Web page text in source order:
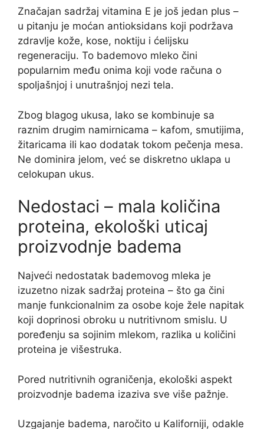
Značajan sadržaj vitamina E je još jedan plus –
u pitanju je moćan antioksidans koji podržava
zdravlje kože, kose, noktiju i ćelijsku
regeneraciju. To bademovo mleko čini
popularnim među onima koji vode računa o
spoljašnjoj i unutrašnjoj nezi tela.
Zbog blagog ukusa, lako se kombinuje sa
raznim drugim namirnicama – kafom, smutijima,
žitaricama ili kao dodatak tokom pečenja mesa.
Ne dominira jelom, već se diskretno uklapa u
celokupan ukus.
Nedostaci – mala količina
proteina, ekološki uticaj
proizvodnje badema
Najveći nedostatak bademovog mleka je
izuzetno nizak sadržaj proteina – što ga čini
manje funkcionalnim za osobe koje žele napitak
koji doprinosi obroku u nutritivnom smislu. U
poređenju sa sojinim mlekom, razlika u količini
proteina je višestruka.
Pored nutritivnih ograničenja, ekološki aspekt
proizvodnje badema izaziva sve više pažnje.
Uzgajanje badema, naročito u Kaliforniji, odakle